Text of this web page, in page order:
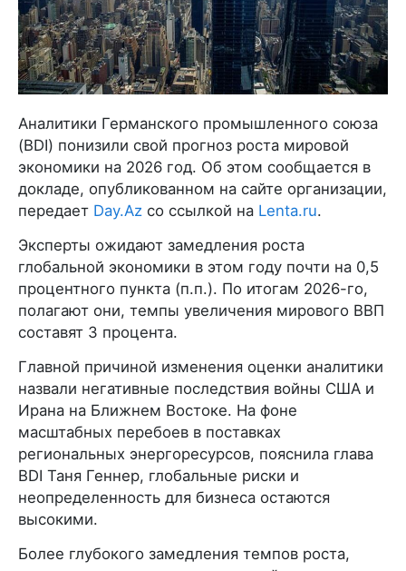
Аналитики Германского промышленного союза
(BDI) понизили свой прогноз роста мировой
экономики на 2026 год. Об этом сообщается в
докладе, опубликованном на сайте организации,
передает Day.Az со ссылкой на Lenta.ru.
Эксперты ожидают замедления роста
глобальной экономики в этом году почти на 0,5
процентного пункта (п.п.). По итогам 2026-го,
полагают они, темпы увеличения мирового ВВП
составят 3 процента.
Главной причиной изменения оценки аналитики
назвали негативные последствия войны США и
Ирана на Ближнем Востоке. На фоне
масштабных перебоев в поставках
региональных энергоресурсов, пояснила глава
BDI Таня Геннер, глобальные риски и
неопределенность для бизнеса остаются
высокими.
Более глубокого замедления темпов роста,